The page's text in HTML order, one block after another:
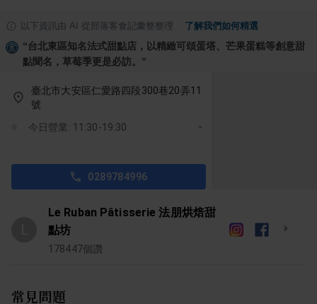
以下資訊由 AI 從部落客食記彙整整理 了解我們如何精選
“台北東區知名法式甜點店，以精緻可頌蛋塔、芒果蛋糕等創意甜
點聞名，草莓季更是必訪。 ”
臺北市大安區仁愛路四段300巷20弄11
號
今日營業: 11:30-19:30
0289784996
Le Ruban Pâtisserie 法朋烘焙甜
點坊
178447個讚
常見問題